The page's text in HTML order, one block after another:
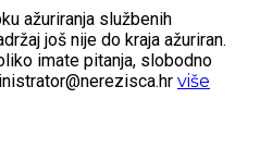
ažuriranja službenih
još nije do kraja ažuriran.
imate pitanja, slobodno
više